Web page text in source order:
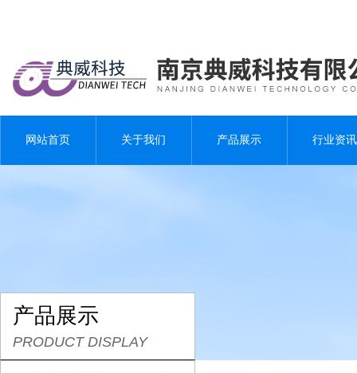
网站首页 关于我们 产品展示 行业资讯
产品展示
PRODUCT DISPLAY